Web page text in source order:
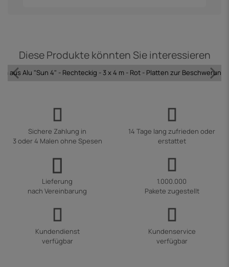
Diese Produkte könnten Sie interessieren
aus Alu "Sun 4" - Rechteckig - 3 x 4 m - Rot - Platten zur
Sichere Zahlung in
3 oder 4 Malen ohne Spesen
14 Tage lang zufrieden oder
erstattet
Lieferung
nach Vereinbarung
1.000.000
Pakete zugestellt
Kundendienst
verfügbar
Kundenservice
verfügbar